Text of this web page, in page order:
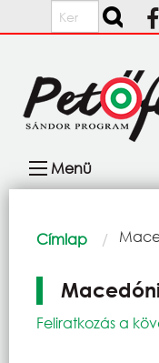
Ugrás a tartalomra
Keresés
navigáció
Menü
Morzsa
Címlap
Feliratkozás a